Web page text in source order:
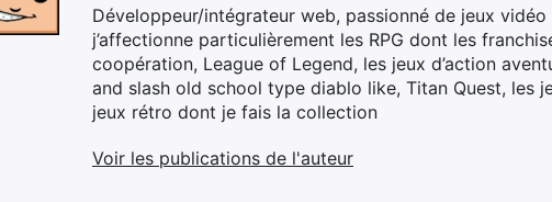
Développeur/intégrateur web, passionné de jeux
j’affectionne particulièrement les RPG dont les
coopération, League of Legend, les jeux d’action
and slash old school type diablo like, Titan Quest, les
jeux rétro dont je fais la collection
Voir les publications de l'auteur